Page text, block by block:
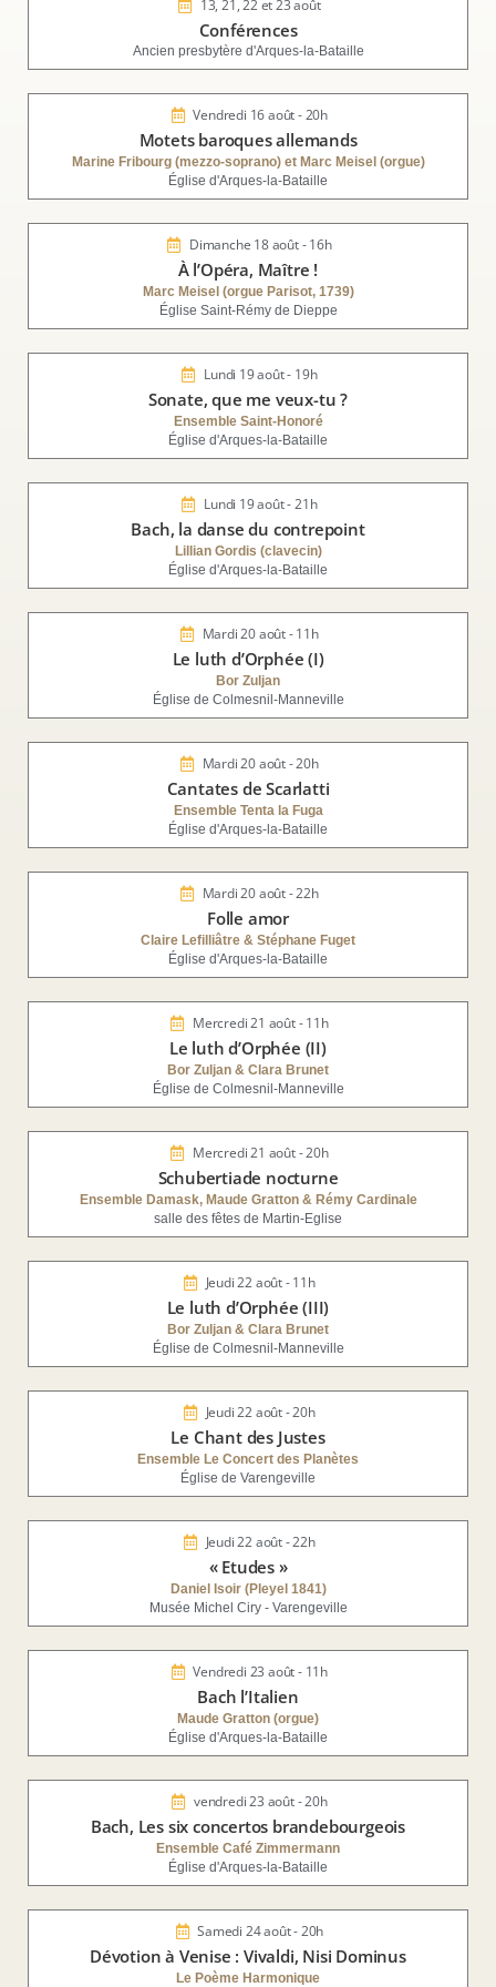
13, 21, 22 et 23 août
Conférences
Ancien presbytère d'Arques-la-Bataille
Vendredi 16 août - 20h
Motets baroques allemands
Marine Fribourg (mezzo-soprano) et Marc Meisel (orgue)
Église d'Arques-la-Bataille
Dimanche 18 août - 16h
À l’Opéra, Maître !
Marc Meisel (orgue Parisot, 1739)
Église Saint-Rémy de Dieppe
Lundi 19 août - 19h
Sonate, que me veux-tu ?
Ensemble Saint-Honoré
Église d'Arques-la-Bataille
Lundi 19 août - 21h
Bach, la danse du contrepoint
Lillian Gordis (clavecin)
Église d'Arques-la-Bataille
Mardi 20 août - 11h
Le luth d’Orphée (I)
Bor Zuljan
Église de Colmesnil-Manneville
Mardi 20 août - 20h
Cantates de Scarlatti
Ensemble Tenta la Fuga
Église d'Arques-la-Bataille
Mardi 20 août - 22h
Folle amor
Claire Lefilliâtre & Stéphane Fuget
Église d'Arques-la-Bataille
Mercredi 21 août - 11h
Le luth d’Orphée (II)
Bor Zuljan & Clara Brunet
Église de Colmesnil-Manneville
Mercredi 21 août - 20h
Schubertiade nocturne
Ensemble Damask, Maude Gratton & Rémy Cardinale
salle des fêtes de Martin-Eglise
Jeudi 22 août - 11h
Le luth d’Orphée (III)
Bor Zuljan & Clara Brunet
Église de Colmesnil-Manneville
Jeudi 22 août - 20h
Le Chant des Justes
Ensemble Le Concert des Planètes
Église de Varengeville
Jeudi 22 août - 22h
« Etudes »
Daniel Isoir (Pleyel 1841)
Musée Michel Ciry - Varengeville
Vendredi 23 août - 11h
Bach l’Italien
Maude Gratton (orgue)
Église d'Arques-la-Bataille
vendredi 23 août - 20h
Bach, Les six concertos brandebourgeois
Ensemble Café Zimmermann
Église d'Arques-la-Bataille
Samedi 24 août - 20h
Dévotion à Venise : Vivaldi, Nisi Dominus
Le Poème Harmonique